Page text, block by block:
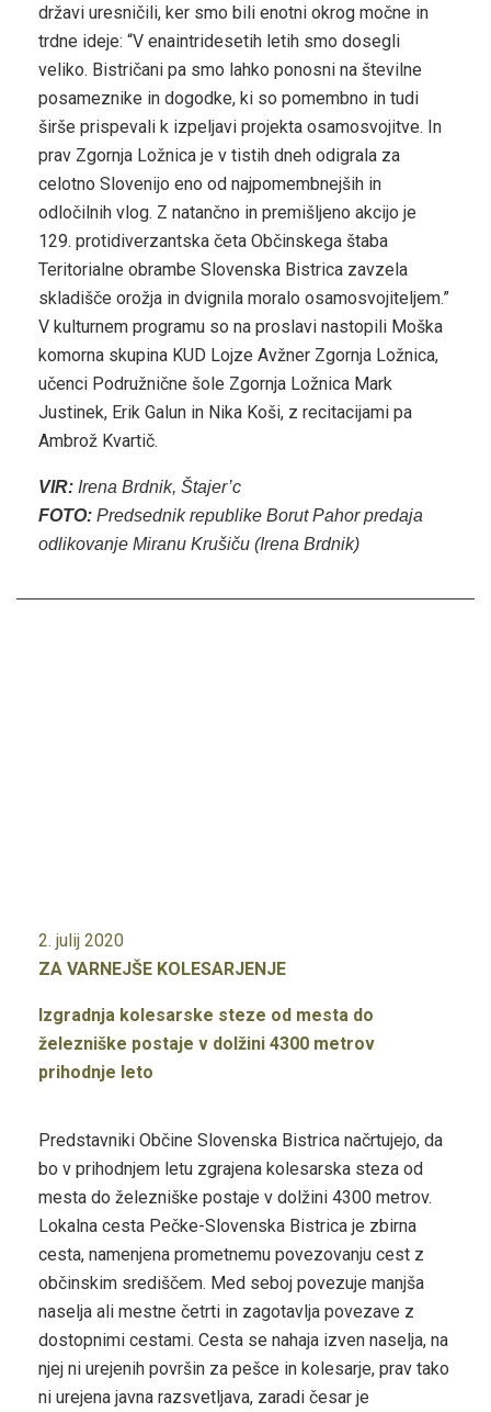
državi uresničili, ker smo bili enotni okrog močne in
trdne ideje: “V enaintridesetih letih smo dosegli
veliko. Bistričani pa smo lahko ponosni na številne
posameznike in dogodke, ki so pomembno in tudi
širše prispevali k izpeljavi projekta osamosvojitve. In
prav Zgornja Ložnica je v tistih dneh odigrala za
celotno Slovenijo eno od najpomembnejših in
odločilnih vlog. Z natančno in premišljeno akcijo je
129. protidiverzantska četa Občinskega štaba
Teritorialne obrambe Slovenska Bistrica zavzela
skladišče orožja in dvignila moralo osamosvojiteljem.”
V kulturnem programu so na proslavi nastopili Moška
komorna skupina KUD Lojze Avžner Zgornja Ložnica,
učenci Podružnične šole Zgornja Ložnica Mark
Justinek, Erik Galun in Nika Koši, z recitacijami pa
Ambrož Kvartič.
VIR: Irena Brdnik, Štajer’c
FOTO: Predsednik republike Borut Pahor predaja
odlikovanje Miranu Krušiču (Irena Brdnik)
2. julij 2020
ZA VARNEJŠE KOLESARJENJE
Izgradnja kolesarske steze od mesta do
železniške postaje v dolžini 4300 metrov
prihodnje leto
Predstavniki Občine Slovenska Bistrica načrtujejo, da
bo v prihodnjem letu zgrajena kolesarska steza od
mesta do železniške postaje v dolžini 4300 metrov.
Lokalna cesta Pečke-Slovenska Bistrica je zbirna
cesta, namenjena prometnemu povezovanju cest z
občinskim središčem. Med seboj povezuje manjša
naselja ali mestne četrti in zagotavlja povezave z
dostopnimi cestami. Cesta se nahaja izven naselja, na
njej ni urejenih površin za pešce in kolesarje, prav tako
ni urejena javna razsvetljava, zaradi česar je